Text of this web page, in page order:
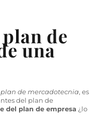
plan de
una
de mercadotecnia, es
del plan de
del plan de empresa ¿lo